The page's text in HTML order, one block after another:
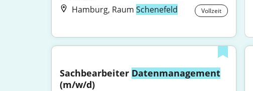
Hamburg, Raum Schenefeld Vollzeit
Sachbearbeiter Datenmanagement
(m/w/d)